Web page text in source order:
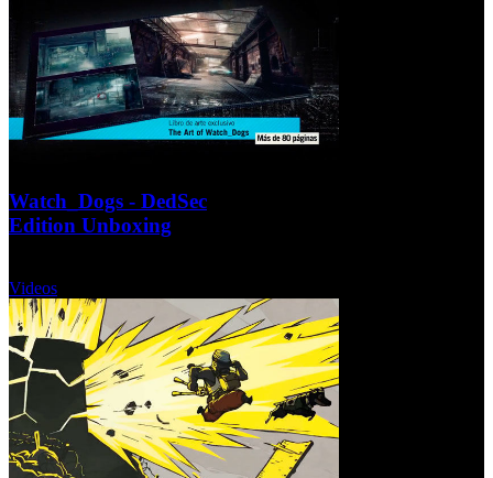
Watch_Dogs - DedSec
Edition Unboxing
Videos